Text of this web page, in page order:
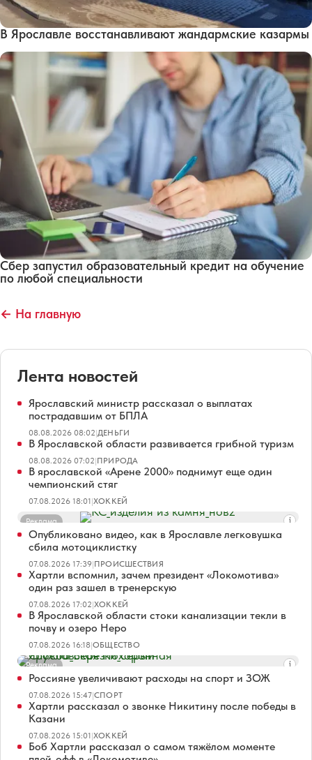
В Ярославле восстанавливают жандармские казармы
Сбер запустил образовательный кредит на обучение
по любой специальности
← На главную
Лента новостей
Ярославский министр рассказал о выплатах
пострадавшим от БПЛА
08.08.2026 08:02|ДЕНЬГИ
В Ярославской области развивается грибной туризм
08.08.2026 07:02|ПРИРОДА
В ярославской «Арене 2000» поднимут еще один
чемпионский стяг
07.08.2026 18:01|ХОККЕЙ
Реклама
Опубликовано видео, как в Ярославле легковушка
сбила мотоциклистку
07.08.2026 17:39|ПРОИСШЕСТВИЯ
Хартли вспомнил, зачем президент «Локомотива»
один раз зашел в тренерскую
07.08.2026 17:02|ХОККЕЙ
В Ярославской области стоки канализации текли в
почву и озеро Неро
07.08.2026 16:18|ОБЩЕСТВО
Реклама
Россияне увеличивают расходы на спорт и ЗОЖ
07.08.2026 15:47|СПОРТ
Хартли рассказал о звонке Никитину после победы в
Казани
07.08.2026 15:01|ХОККЕЙ
Боб Хартли рассказал о самом тяжёлом моменте